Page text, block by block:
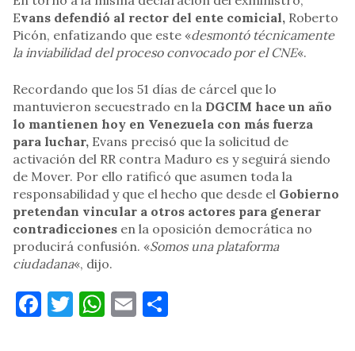
Evans defendió al rector del ente comicial, Roberto
Picón, enfatizando que este «desmontó técnicamente
la inviabilidad del proceso convocado por el CNE«.
Recordando que los 51 días de cárcel que lo
mantuvieron secuestrado en la DGCIM hace un año
lo mantienen hoy en Venezuela con más fuerza
para luchar, Evans precisó que la solicitud de
activación del RR contra Maduro es y seguirá siendo
de Mover. Por ello ratificó que asumen toda la
responsabilidad y que el hecho que desde el Gobierno
pretendan vincular a otros actores para generar
contradicciones en la oposición democrática no
producirá confusión. «Somos una plataforma
ciudadana«, dijo.
Facebook
Twitter
WhatsApp
Email